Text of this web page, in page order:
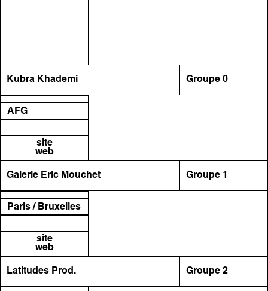
Kubra Khademi Groupe 0
AFG
site
web
Galerie Eric Mouchet Groupe 1
Paris / Bruxelles
site
web
Latitudes Prod. Groupe 2